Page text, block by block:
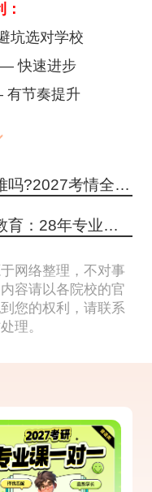
选对学校
快速进步
节奏提升
上一篇：北京理工大学考研难吗?2027考情全解析
下一篇：郑州考研集训启航教育：28年专业积淀
网络整理，不对事
容请以各院校的官
您的权利，请联系
理。